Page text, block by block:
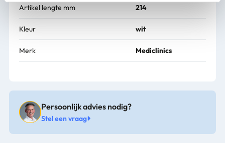
Artikel lengte mm 214
Kleur wit
Merk Mediclinics
Persoonlijk advies nodig?
Stel een vraag